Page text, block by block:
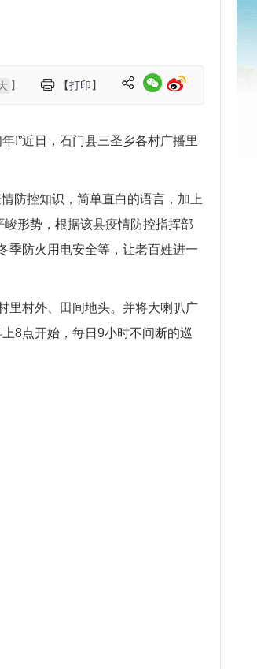
【打印】
】
!”近日，石门县三圣乡各村广播里
防控知识，简单直白的语言，加上
峻形势，根据该县疫情防控指挥部
季防火用电安全等，让老百姓进一
里村外、田间地头。并将大喇叭广
8点开始，每日9小时不间断的巡